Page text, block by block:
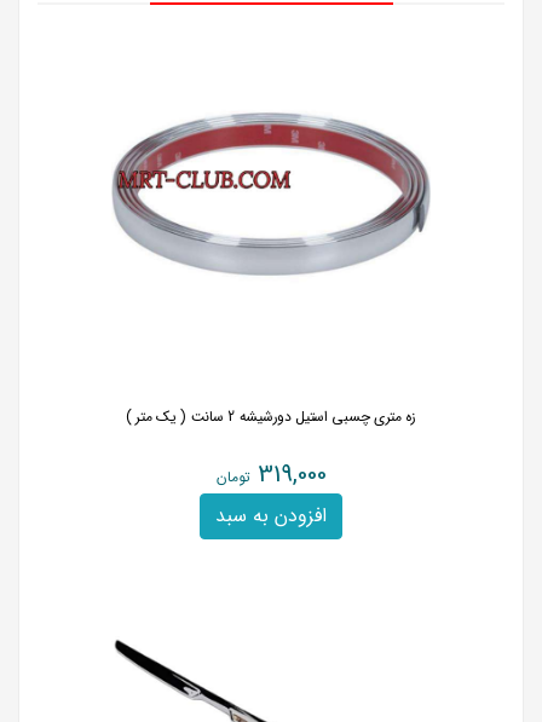
زه متری چسبی استیل دورشیشه 2 سانت ( یک متر )
319,000 تومان
افزودن به سبد